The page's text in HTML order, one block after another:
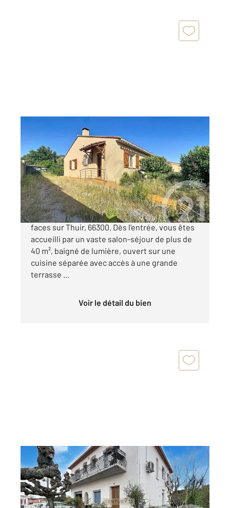
, 6 pièces
Ref : 695
Maison à vendre
283 000 €
Venez découvrir c'est magnifique Villa trois
faces sur Thuir, 66300. Dès l'entrée, vous êtes
accueilli par un vaste salon-séjour de plus de
40 m², baigné de lumière, ouvert sur une
cuisine séparée avec accès à une grande
terrasse ...
Voir le détail du bien
FOURQUES 66
215,52 m2, 8 pièces
Ref : 847
Maison à vendre